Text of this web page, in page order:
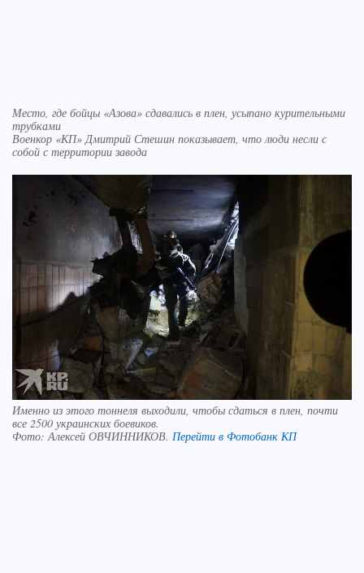
Место, где бойцы «Азова» сдавались в плен, усыпано курительными
трубками
Военкор «КП» Дмитрий Стешин показывает, что люди несли с
собой с территории завода
Именно из этого тоннеля выходили, чтобы сдаться в плен, почти
все 2500 украинских боевиков.
Фото:Алексей ОВЧИННИКОВ. Перейти в Фотобанк КП